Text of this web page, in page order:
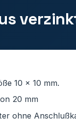
10 x 10 mm.
20 mm
ohne